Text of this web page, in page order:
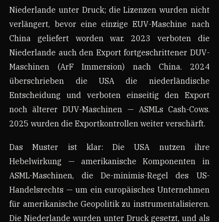
Niederlande unter Druck; die Lizenzen wurden nicht
verlängert, bevor eine einzige EUV-Maschine nach
China geliefert worden war. 2023 verboten die
Niederlande auch den Export fortgeschrittener DUV-
Maschinen (ArF Immersion) nach China. 2024
überschrieben die USA die niederländische
Entscheidung und verboten einseitig den Export
noch älterer DUV-Maschinen — ASMLs Cash-Cows.
2025 wurden die Exportkontrollen weiter verschärft.
Das Muster ist klar: Die USA nutzen ihre
Hebelwirkung — amerikanische Komponenten in
ASML-Maschinen, die De-minimis-Regel des US-
Handelsrechts — um ein europäisches Unternehmen
für amerikanische Geopolitik zu instrumentalisieren.
Die Niederlande wurden unter Druck gesetzt, und als